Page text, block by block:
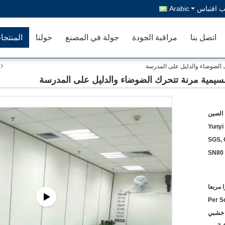
اقتباس Arabic
حولنا جولة في المصنع مراقبة الجودة اتصل بنا
الصين
SGS,
SN80
خشبي